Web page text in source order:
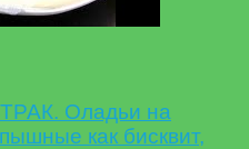
Оладьи на
как бисквит,